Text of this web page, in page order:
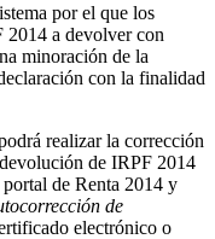
por el que los
2014 a devolver con
minoración de la
con la finalidad
realizar la corrección
de IRPF 2014
de Renta 2014 y
de
electrónico o